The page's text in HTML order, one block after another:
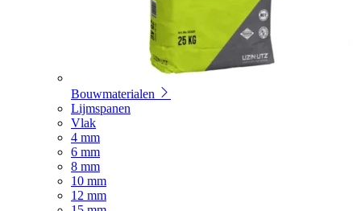
Bouwmaterialen
Lijmspanen
Vlak
4 mm
6 mm
8 mm
10 mm
12 mm